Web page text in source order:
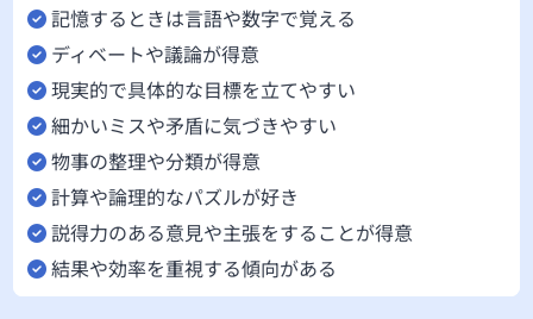
記憶するときは言語や数字で覚える
ディベートや議論が得意
現実的で具体的な目標を立てやすい
細かいミスや矛盾に気づきやすい
物事の整理や分類が得意
計算や論理的なパズルが好き
説得力のある意見や主張をすることが得意
結果や効率を重視する傾向がある